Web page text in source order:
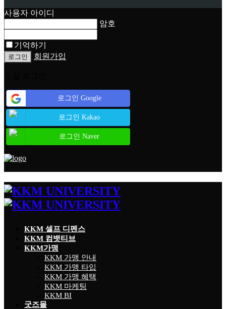
사용자 아이디
암호
기억하기
회원가입
로그인 Google
로그인 Kakao
로그인 Naver
KKM 셀프 디펜스
KKM 컴뱃티브
KKM가맹
KKM 가맹 안내
KKM 가맹 타입
KKM 가맹 혜택
KKM 마케팅
KKM BI
굿즈몰